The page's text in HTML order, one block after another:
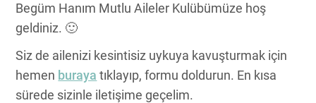
Begüm Hanım Mutlu Aileler Kulübümüze hoş
geldiniz. 🙂
Siz de ailenizi kesintisiz uykuya kavuşturmak için
hemen buraya tıklayıp, formu doldurun. En kısa
sürede sizinle iletişime geçelim.